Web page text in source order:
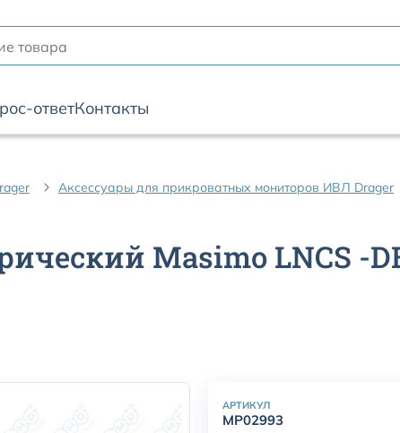
ответКонтакты
Аксессуары для прикроватных мониторов ИВЛ Drager
Masimo LNCS -
АРТИКУЛ
MP02993